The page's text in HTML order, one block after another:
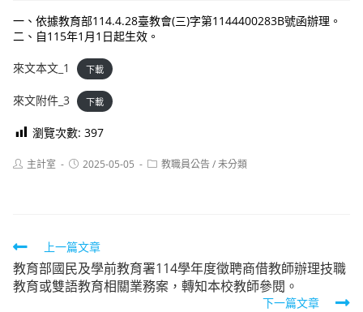
一、依據教育部114.4.28臺教會(三)字第1144400283B號函辦理。
二、自115年1月1日起生效。
來文本文_1 下載
來文附件_3 下載
瀏覽次數: 397
Post主計室
Post2025-05-05
Post教職員公告/未分類
Read
more
articles
上一篇文章
教育部國民及學前教育署114學年度徵聘商借教師辦理技職
教育或雙語教育相關業務案，轉知本校教師參閱。
下一篇文章